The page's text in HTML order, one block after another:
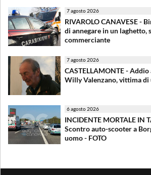
7 agosto 2026
RIVAROLO CANAVESE -
di annegare in un laghetto,
commerciante
7 agosto 2026
CASTELLAMONTE -
Willy Valenzano, vittima di
6 agosto 2026
INCIDENTE MORTALE IN
Scontro auto-scooter a
uomo - FOTO